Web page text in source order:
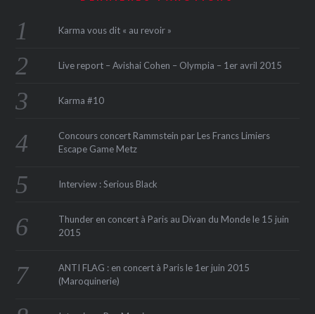
Karma vous dit « au revoir »
Live report – Avishai Cohen – Olympia – 1er avril 2015
Karma #10
Concours concert Rammstein par Les Francs Limiers
Escape Game Metz
Interview : Serious Black
Thunder en concert à Paris au Divan du Monde le 15 juin
2015
ANTI FLAG : en concert à Paris le 1er juin 2015
(Maroquinerie‏)